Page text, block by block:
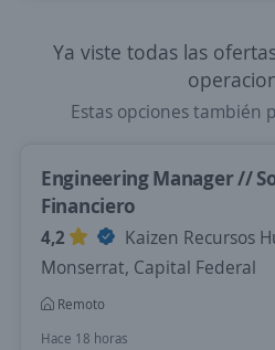
Ya viste todas las
Estas opciones también
Engineering Manager //
Financiero
4,2
Kaizen Recursos
Monserrat, Capital Federal
Remoto
Hace 18 horas